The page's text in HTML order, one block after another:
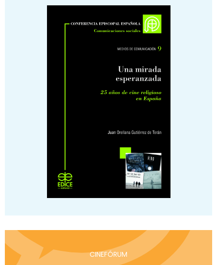
CINEFÓRUM